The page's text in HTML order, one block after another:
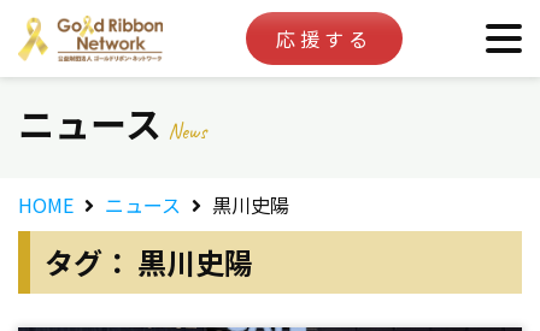
応援する
ニュース News
HOME ニュース 黒川史陽
タグ： 黒川史陽